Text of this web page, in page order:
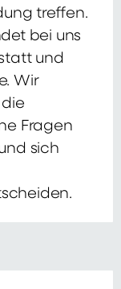
treffen.
bei uns
und
Wir
Fragen
sich